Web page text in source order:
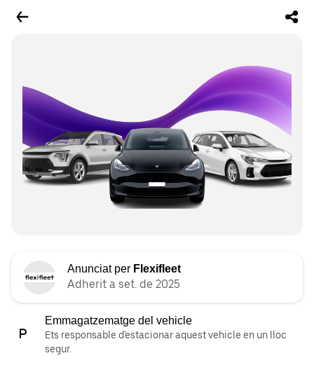
Anunciat per Flexifleet
Adherit a set. de 2025
Emmagatzematge del vehicle
Ets responsable d'estacionar aquest vehicle en un lloc
segur.